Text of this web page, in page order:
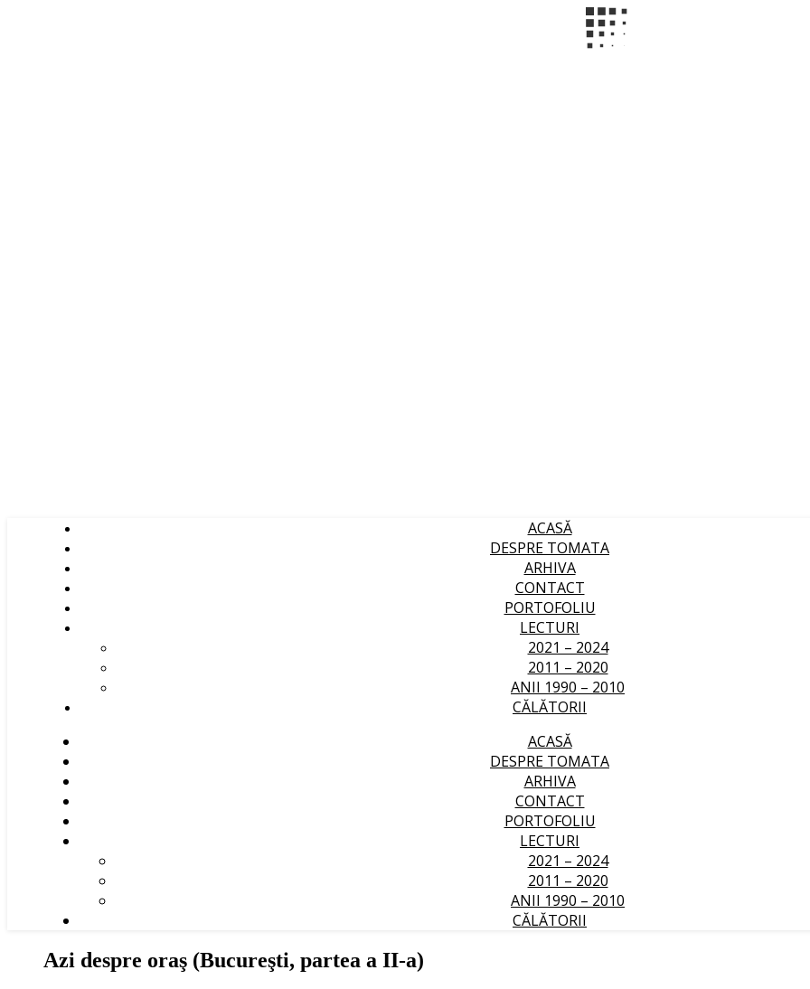
ACASĂ
DESPRE TOMATA
ARHIVA
CONTACT
PORTOFOLIU
LECTURI
2021 – 2024
2011 – 2020
ANII 1990 – 2010
CĂLĂTORII
ACASĂ
DESPRE TOMATA
ARHIVA
CONTACT
PORTOFOLIU
LECTURI
2021 – 2024
2011 – 2020
ANII 1990 – 2010
CĂLĂTORII
Azi despre oraş (Bucureşti, partea a II-a)